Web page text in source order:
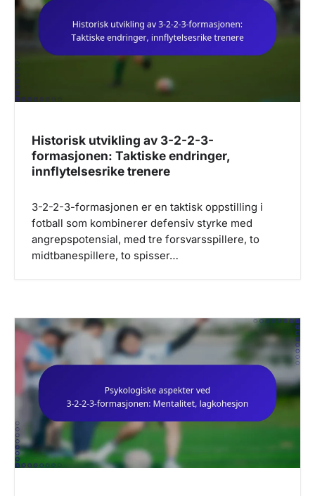
Historisk utvikling av 3-2-2-3-
formasjonen: Taktiske endringer,
innflytelsesrike trenere
3-2-2-3-formasjonen er en taktisk oppstilling i
fotball som kombinerer defensiv styrke med
angrepspotensial, med tre forsvarsspillere, to
midtbanespillere, to spisser…